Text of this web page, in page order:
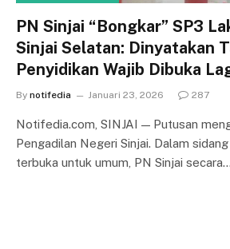
PN Sinjai “Bongkar” SP3
Sinjai Selatan: Dinyatakan
Penyidikan Wajib Dibuka
By notifedia Januari 23, 2026 287
Notifedia.com, SINJAI — Putusan
Pengadilan Negeri Sinjai. Dalam
terbuka untuk umum, PN Sinjai secara…